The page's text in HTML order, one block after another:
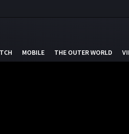
MOBILE THE OUTER WORLD